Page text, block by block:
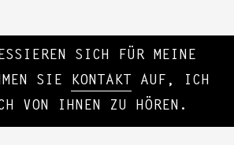
SICH FÜR MEINE
SIE
KONTAKT
AUF, ICH
VON IHNEN ZU HÖREN.